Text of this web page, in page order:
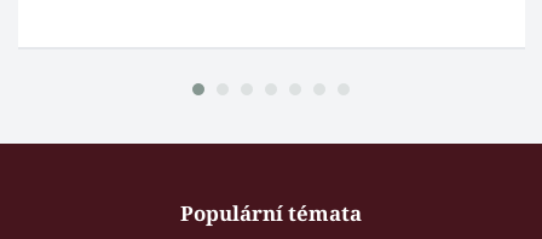
Populární témata